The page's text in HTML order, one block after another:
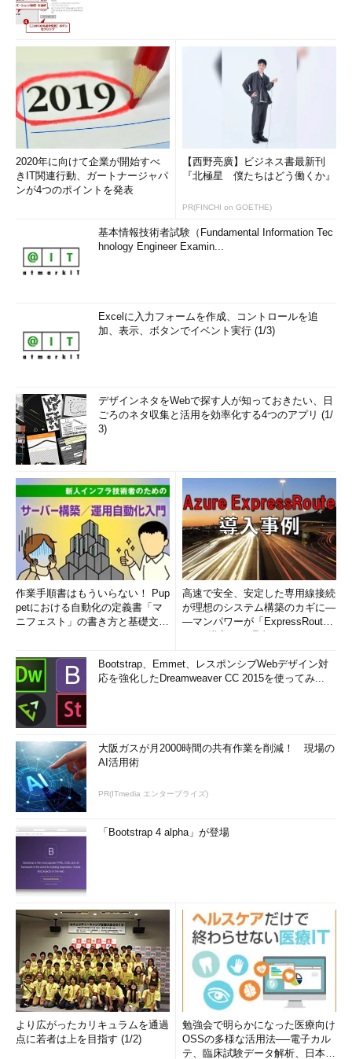
2020年に向けて企業が開始すべ
きIT関連行動、ガートナージャパ
ンが4つのポイントを発表
【西野亮廣】ビジネス書最新刊
『北極星 僕たちはどう働くか』
PR(FINCHI on GOETHE)
基本情報技術者試験（Fundamental Information Tec
hnology Engineer Examin...
Excelに入力フォームを作成、コントロールを追
加、表示、ボタンでイベント実行 (1/3)
デザインネタをWebで探す人が知っておきたい、日
ごろのネタ収集と活用を効率化する4つのアプリ (1/
3)
作業手順書はもういらない！ Pup
petにおける自動化の定義書「マ
ニフェスト」の書き方と基礎文法
高速で安全、安定した専用線接続
が理想のシステム構築のカギに―
―マンパワーが「ExpressRout
Bootstrap、Emmet、レスポンシブWebデザイン対
応を強化したDreamweaver CC 2015を使ってみ...
大阪ガスが月2000時間の共有作業を削減！ 現場の
AI活用術
PR(ITmedia エンタープライズ)
「Bootstrap 4 alpha」が登場
より広がったカリキュラムを通過
点に若者は上を目指す (1/2)
勉強会で明らかになった医療向け
OSSの多様な活用法──電子カル
テ、臨床試験データ解析、日本語